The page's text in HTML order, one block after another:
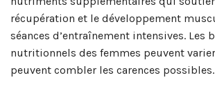
récupération et le développement
séances d’entraînement intensives. Les
nutritionnels des femmes peuvent
peuvent combler les carences possibles.